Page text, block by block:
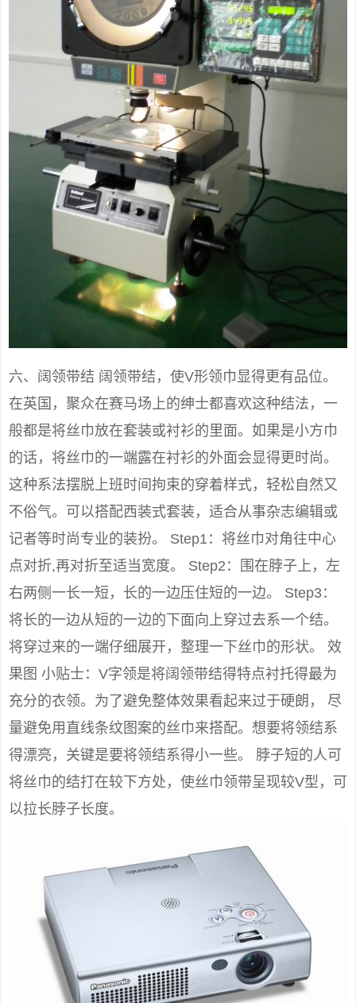
六、阔领带结 阔领带结，使V形领巾显得更有品位。
在英国，聚众在赛马场上的绅士都喜欢这种结法，一
般都是将丝巾放在套装或衬衫的里面。如果是小方巾
的话，将丝巾的一端露在衬衫的外面会显得更时尚。
这种系法摆脱上班时间拘束的穿着样式，轻松自然又
不俗气。可以搭配西装式套装，适合从事杂志编辑或
记者等时尚专业的装扮。 Step1：将丝巾对角往中心
点对折,再对折至适当宽度。 Step2：围在脖子上，左
右两侧一长一短，长的一边压住短的一边。 Step3：
将长的一边从短的一边的下面向上穿过去系一个结。
将穿过来的一端仔细展开，整理一下丝巾的形状。 效
果图 小贴士：V字领是将阔领带结得特点衬托得最为
充分的衣领。为了避免整体效果看起来过于硬朗， 尽
量避免用直线条纹图案的丝巾来搭配。想要将领结系
得漂亮，关键是要将领结系得小一些。 脖子短的人可
将丝巾的结打在较下方处，使丝巾领带呈现较V型，可
以拉长脖子长度。